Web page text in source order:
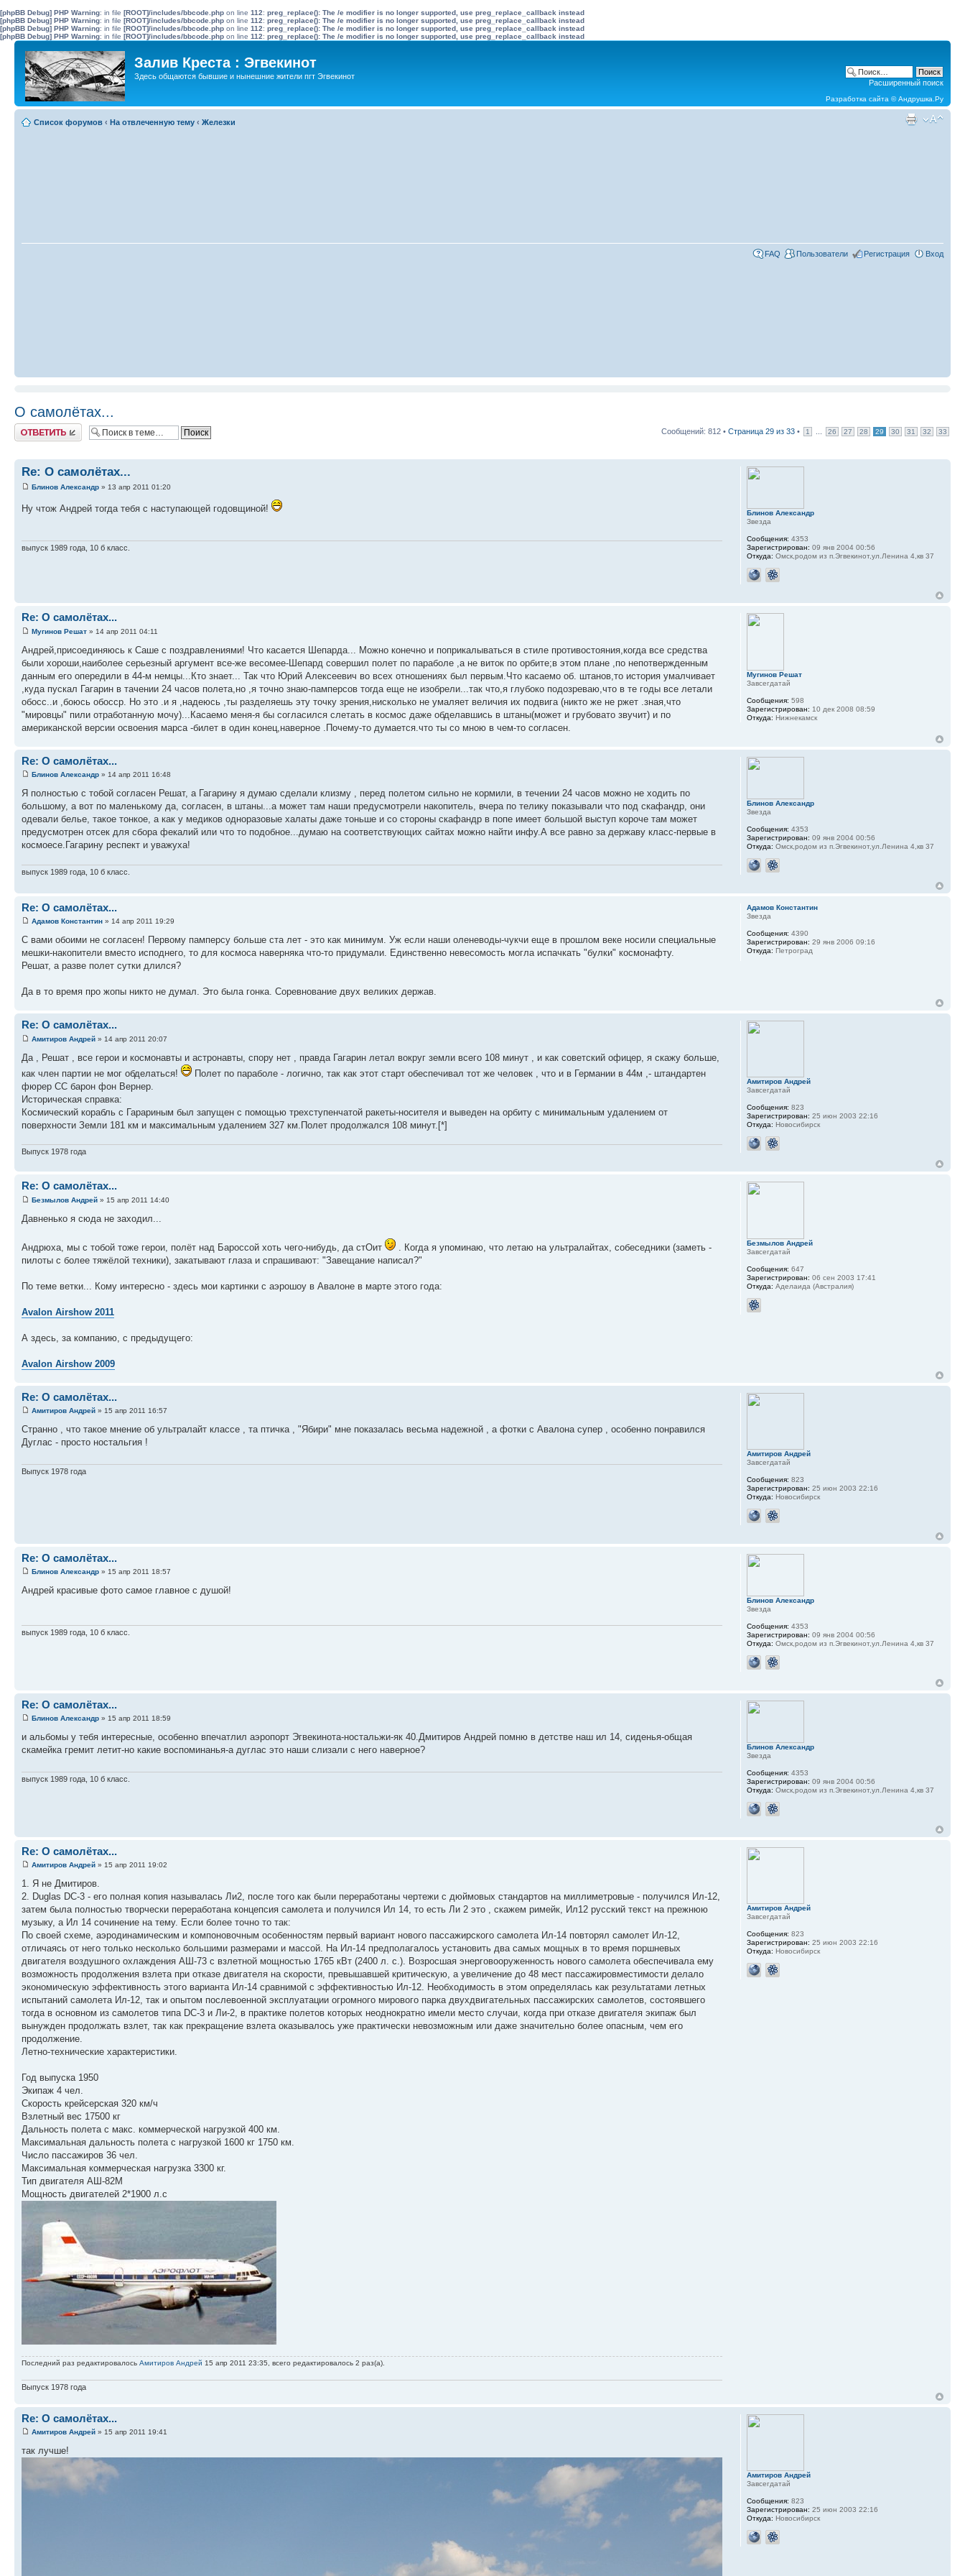
[phpBB Debug] PHP Warning: in file [ROOT]/includes/bbcode.php on line 112: preg_replace(): The /e modifier is no longer supported, use preg_replace_callback instead
[phpBB Debug] PHP Warning: in file [ROOT]/includes/bbcode.php on line 112: preg_replace(): The /e modifier is no longer supported, use preg_replace_callback instead
[phpBB Debug] PHP Warning: in file [ROOT]/includes/bbcode.php on line 112: preg_replace(): The /e modifier is no longer supported, use preg_replace_callback instead
[phpBB Debug] PHP Warning: in file [ROOT]/includes/bbcode.php on line 112: preg_replace(): The /e modifier is no longer supported, use preg_replace_callback instead
Залив Креста : Эгвекинот
Здесь общаются бывшие и нынешние жители пгт Эгвекинот
Расширенный поиск
Разработка сайта ©Андрушка.Ру
Список форумов ‹ На отвлеченную тему ‹ Железки
FAQ Пользователи Регистрация Вход
О самолётах...
Ответить Сообщений: 812 • Страница 29 из 33 • 1 26 27 28 29 30 31 32 33
Re: О самолётах...
Блинов Александр » 13 апр 2011 01:20
Ну чтож Андрей тогда тебя с наступающей годовщиной!
выпуск 1989 года, 10 б класс.
Блинов Александр
Звезда
Сообщения: 4353
Зарегистрирован: 09 янв 2004 00:56
Откуда: Омск,родом из п.Эгвекинот,ул.Ленина 4,кв 37
Re: О самолётах...
Мугинов Решат » 14 апр 2011 04:11
Андрей,присоединяюсь к Саше с поздравлениями! Что касается Шепарда... Можно конечно и поприкалываться в стиле противостояния,когда все средства
были хороши,наиболее серьезный аргумент все-же весомее-Шепард совершил полет по параболе ,а не виток по орбите;в этом плане ,по непотвержденным
данным его опередили в 44-м немцы...Кто знает... Так что Юрий Алексеевич во всех отношениях был первым.Что касаемо об. штанов,то история умалчивает
,куда пускал Гагарин в тачении 24 часов полета,но ,я точно знаю-памперсов тогда еще не изобрели...так что,я глубоко подозреваю,что в те годы все летали
обосс..и ,боюсь обосср. Но это .и я ,надеюсь ,ты разделяешь эту точку зрения,нисколько не умаляет величия их подвига (никто же не ржет .зная,что
"мировцы" пили отработанную мочу)...Касаемо меня-я бы согласился слетать в космос даже обделавшись в штаны(может и грубовато звучит) и по
американской версии освоения марса -билет в один конец,наверное .Почему-то думается.что ты со мною в чем-то согласен.
Мугинов Решат
Завсегдатай
Сообщения: 598
Зарегистрирован: 10 дек 2008 08:59
Откуда: Нижнекамск
Re: О самолётах...
Блинов Александр » 14 апр 2011 16:48
Я полностью с тобой согласен Решат, а Гагарину я думаю сделали клизму , перед полетом сильно не кормили, в течении 24 часов можно не ходить по
большому, а вот по маленькому да, согласен, в штаны...а может там наши предусмотрели накопитель, вчера по телику показывали что под скафандр, они
одевали белье, такое тонкое, а как у медиков одноразовые халаты даже тоньше и со стороны скафандр в попе имеет большой выступ короче там может
предусмотрен отсек для сбора фекалий или что то подобное...думаю на соответствующих сайтах можно найти инфу.А все равно за державу класс-первые в
космоесе.Гагарину респект и уважуха!
выпуск 1989 года, 10 б класс.
Блинов Александр
Звезда
Сообщения: 4353
Зарегистрирован: 09 янв 2004 00:56
Откуда: Омск,родом из п.Эгвекинот,ул.Ленина 4,кв 37
Re: О самолётах...
Адамов Константин » 14 апр 2011 19:29
С вами обоими не согласен! Первому памперсу больше ста лет - это как минимум. Уж если наши оленеводы-чукчи еще в прошлом веке носили специальные
мешки-накопители вместо исподнего, то для космоса наверняка что-то придумали. Единственно невесомость могла испачкать "булки" космонафту.
Решат, а разве полет сутки длился?
Да в то время про жопы никто не думал. Это была гонка. Соревнование двух великих держав.
Адамов Константин
Звезда
Сообщения: 4390
Зарегистрирован: 29 янв 2006 09:16
Откуда: Петроград
Re: О самолётах...
Амитиров Андрей » 14 апр 2011 20:07
Да , Решат , все герои и космонавты и астронавты, спору нет , правда Гагарин летал вокруг земли всего 108 минут , и как советский офицер, я скажу больше,
как член партии не мог обделаться!
Полет по параболе - логично, так как этот старт обеспечивал тот же человек , что и в Германии в 44м ,- штандартен
фюрер СС барон фон Вернер.
Историческая справка:
Космический корабль с Гарариным был запущен с помощью трехступенчатой ракеты-носителя и выведен на орбиту с минимальным удалением от
поверхности Земли 181 км и максимальным удалением 327 км.Полет продолжался 108 минут.[*]
Выпуск 1978 года
Амитиров Андрей
Завсегдатай
Сообщения: 823
Зарегистрирован: 25 июн 2003 22:16
Откуда: Новосибирск
Re: О самолётах...
Безмылов Андрей » 15 апр 2011 14:40
Давненько я сюда не заходил...
Андрюха, мы с тобой тоже герои, полёт над Бароссой хоть чего-нибудь, да стОит
. Когда я упоминаю, что летаю на ультралайтах, собеседники (заметь -
пилоты с более тяжёлой техники), закатывают глаза и спрашивают: "Завещание написал?"
По теме ветки... Кому интересно - здесь мои картинки с аэрошоу в Авалоне в марте этого года:
Avalon Airshow 2011
А здесь, за компанию, с предыдущего:
Avalon Airshow 2009
Безмылов Андрей
Завсегдатай
Сообщения: 647
Зарегистрирован: 06 сен 2003 17:41
Откуда: Аделаида (Австралия)
Re: О самолётах...
Амитиров Андрей » 15 апр 2011 16:57
Странно , что такое мнение об ультралайт классе , та птичка , "Ябири" мне показалась весьма надежной , а фотки с Авалона супер , особенно понравился
Дуглас - просто ностальгия !
Выпуск 1978 года
Амитиров Андрей
Завсегдатай
Сообщения: 823
Зарегистрирован: 25 июн 2003 22:16
Откуда: Новосибирск
Re: О самолётах...
Блинов Александр » 15 апр 2011 18:57
Андрей красивые фото самое главное с душой!
выпуск 1989 года, 10 б класс.
Блинов Александр
Звезда
Сообщения: 4353
Зарегистрирован: 09 янв 2004 00:56
Откуда: Омск,родом из п.Эгвекинот,ул.Ленина 4,кв 37
Re: О самолётах...
Блинов Александр » 15 апр 2011 18:59
и альбомы у тебя интересные, особенно впечатлил аэропорт Эгвекинота-ностальжи-як 40.Дмитиров Андрей помню в детстве наш ил 14, сиденья-общая
скамейка гремит летит-но какие воспоминанья-а дуглас это наши слизали с него наверное?
выпуск 1989 года, 10 б класс.
Блинов Александр
Звезда
Сообщения: 4353
Зарегистрирован: 09 янв 2004 00:56
Откуда: Омск,родом из п.Эгвекинот,ул.Ленина 4,кв 37
Re: О самолётах...
Амитиров Андрей » 15 апр 2011 19:02
1. Я не Дмитиров.
2. Duglas DC-3 - его полная копия называлась Ли2, после того как были переработаны чертежи с дюймовых стандартов на миллиметровые - получился Ил-12,
затем была полностью творчески переработана концепсия самолета и получился Ил 14, то есть Ли 2 это , скажем римейк, Ил12 русский текст на прежнюю
музыку, а Ил 14 сочинение на тему. Если более точно то так:
По своей схеме, аэродинамическим и компоновочным особенностям первый вариант нового пассажирского самолета Ил-14 повторял самолет Ил-12,
отличаясь от него только несколько большими размерами и массой. На Ил-14 предполагалось установить два самых мощных в то время поршневых
двигателя воздушного охлаждения АШ-73 с взлетной мощностью 1765 кВт (2400 л. с.). Возросшая энерговооруженность нового самолета обеспечивала ему
возможность продолжения взлета при отказе двигателя на скорости, превышавшей критическую, а увеличение до 48 мест пассажировместимости делало
экономическую эффективность этого варианта Ил-14 сравнимой с эффективностью Ил-12. Необходимость в этом определялась как результатами летных
испытаний самолета Ил-12, так и опытом послевоенной эксплуатации огромного мирового парка двухдвигательных пассажирских самолетов, состоявшего
тогда в основном из самолетов типа DC-3 и Ли-2, в практике полетов которых неоднократно имели место случаи, когда при отказе двигателя экипаж был
вынужден продолжать взлет, так как прекращение взлета оказывалось уже практически невозможным или даже значительно более опасным, чем его
продолжение.
Летно-технические характеристики.
Год выпуска 1950
Экипаж 4 чел.
Скорость крейсерская 320 км/ч
Взлетный вес 17500 кг
Дальность полета с макс. коммерческой нагрузкой 400 км.
Максимальная дальность полета с нагрузкой 1600 кг 1750 км.
Число пассажиров 36 чел.
Максимальная коммерческая нагрузка 3300 кг.
Тип двигателя АШ-82М
Мощность двигателей 2*1900 л.с
Последний раз редактировалось Амитиров Андрей 15 апр 2011 23:35, всего редактировалось 2 раз(а).
Выпуск 1978 года
Амитиров Андрей
Завсегдатай
Сообщения: 823
Зарегистрирован: 25 июн 2003 22:16
Откуда: Новосибирск
Re: О самолётах...
Амитиров Андрей » 15 апр 2011 19:41
так лучше!
Амитиров Андрей
Завсегдатай
Сообщения: 823
Зарегистрирован: 25 июн 2003 22:16
Откуда: Новосибирск